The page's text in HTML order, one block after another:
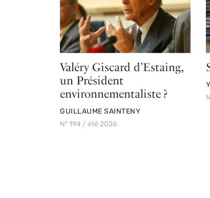
Valéry Giscard d’Estaing,
un Président
environnementaliste ?
PAR
GUILLAUME SAINTENY
Nº 194 / été 2026